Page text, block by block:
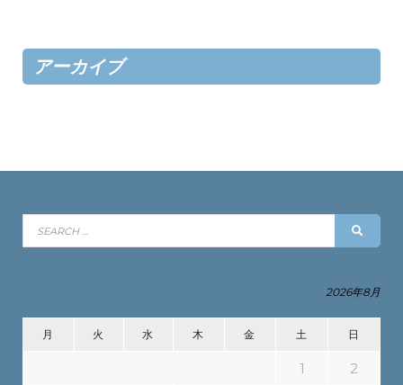
アーカイブ
2026年8月
月 火 水 木 金 土 日
1
2